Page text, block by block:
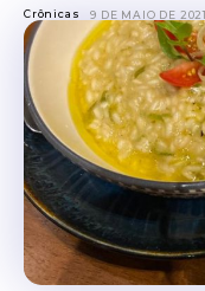
Crônicas 9 DE MAIO DE 2021